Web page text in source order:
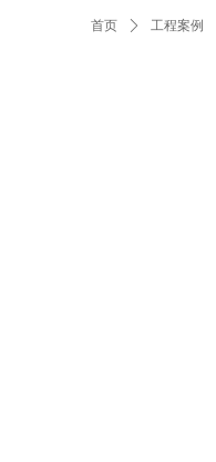
首页 ꄲ 工程案例